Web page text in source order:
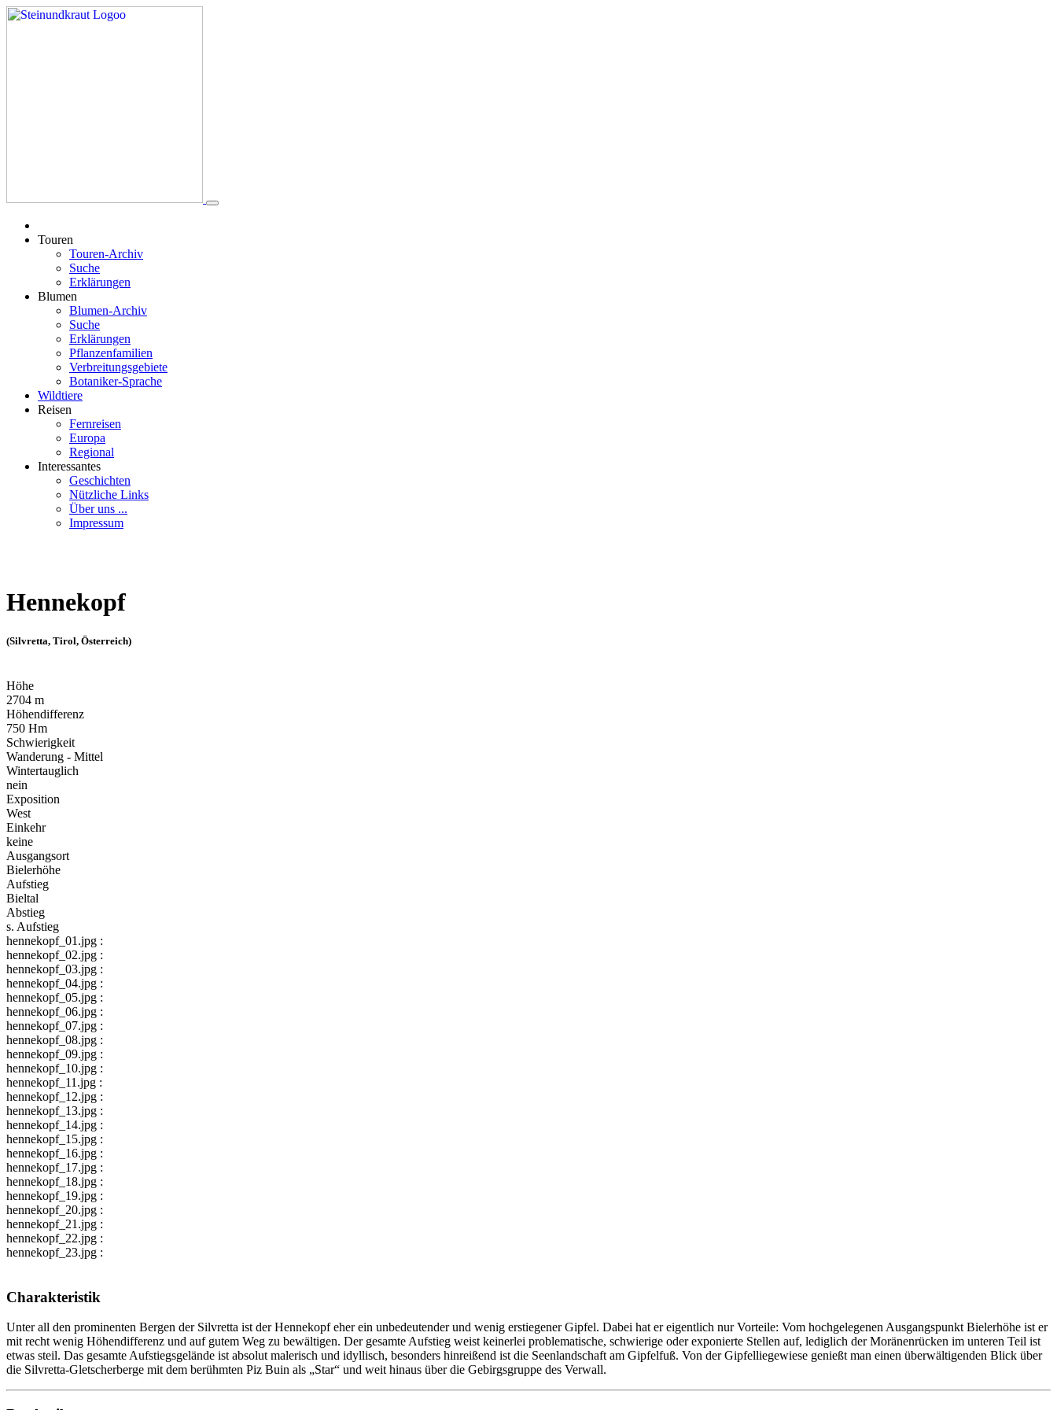
Touren
Touren-Archiv
Suche
Erklärungen
Blumen
Blumen-Archiv
Suche
Erklärungen
Pflanzenfamilien
Verbreitungsgebiete
Botaniker-Sprache
Wildtiere
Reisen
Fernreisen
Europa
Regional
Interessantes
Geschichten
Nützliche Links
Über uns ...
Impressum
Hennekopf
(Silvretta, Tirol, Österreich)
Höhe
2704 m
Höhendifferenz
750 Hm
Schwierigkeit
Wanderung - Mittel
Wintertauglich
nein
Exposition
West
Einkehr
keine
Ausgangsort
Bielerhöhe
Aufstieg
Bieltal
Abstieg
s. Aufstieg
hennekopf_01.jpg :
hennekopf_02.jpg :
hennekopf_03.jpg :
hennekopf_04.jpg :
hennekopf_05.jpg :
hennekopf_06.jpg :
hennekopf_07.jpg :
hennekopf_08.jpg :
hennekopf_09.jpg :
hennekopf_10.jpg :
hennekopf_11.jpg :
hennekopf_12.jpg :
hennekopf_13.jpg :
hennekopf_14.jpg :
hennekopf_15.jpg :
hennekopf_16.jpg :
hennekopf_17.jpg :
hennekopf_18.jpg :
hennekopf_19.jpg :
hennekopf_20.jpg :
hennekopf_21.jpg :
hennekopf_22.jpg :
hennekopf_23.jpg :
Charakteristik
Unter all den prominenten Bergen der Silvretta ist der Hennekopf eher ein unbedeutender und wenig erstiegener Gipfel. Dabei hat er eigentlich nur Vorteile: Vom hochgelegenen Ausgangspunkt Bielerhöhe ist er
mit recht wenig Höhendifferenz und auf gutem Weg zu bewältigen. Der gesamte Aufstieg weist keinerlei problematische, schwierige oder exponierte Stellen auf, lediglich der Moränenrücken im unteren Teil ist
etwas steil. Das gesamte Aufstiegsgelände ist absolut malerisch und idyllisch, besonders hinreißend ist die Seenlandschaft am Gipfelfuß. Von der Gipfelliegewiese genießt man einen überwältigenden Blick über
die Silvretta-Gletscherberge mit dem berühmten Piz Buin als „Star“ und weit hinaus über die Gebirgsgruppe des Verwall.